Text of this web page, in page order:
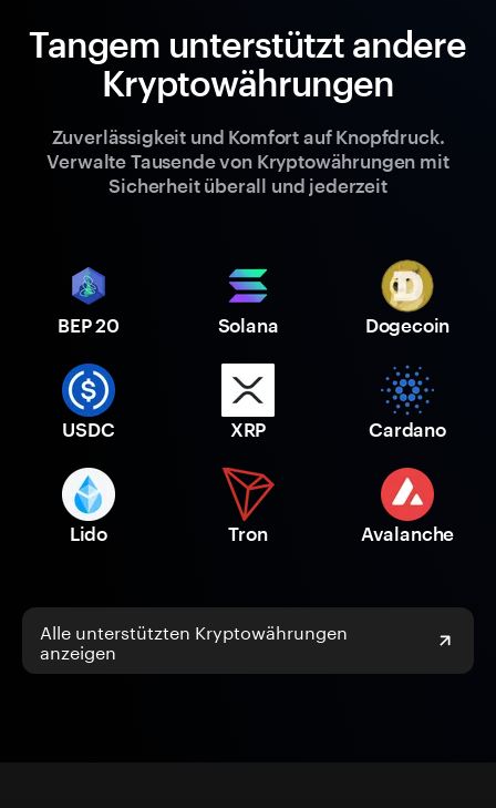
Tangem unterstützt andere
Kryptowährungen
Zuverlässigkeit und Komfort auf Knopfdruck.
Verwalte Tausende von Kryptowährungen mit
Sicherheit überall und jederzeit
BEP 20 Solana Dogecoin
USDC XRP Cardano
Lido Tron Avalanche
Alle unterstützten Kryptowährungen
anzeigen